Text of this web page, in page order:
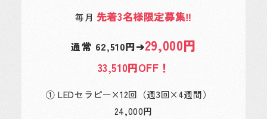
毎月 先着3名様限定募集‼
通常 62,510円➔29,000円
33,510円OFF！
① LEDセラピー×12回（週3回×4週間）
24,000円